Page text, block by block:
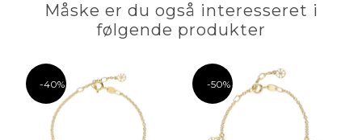
Måske er du også interesseret i
følgende produkter
-40% -50%